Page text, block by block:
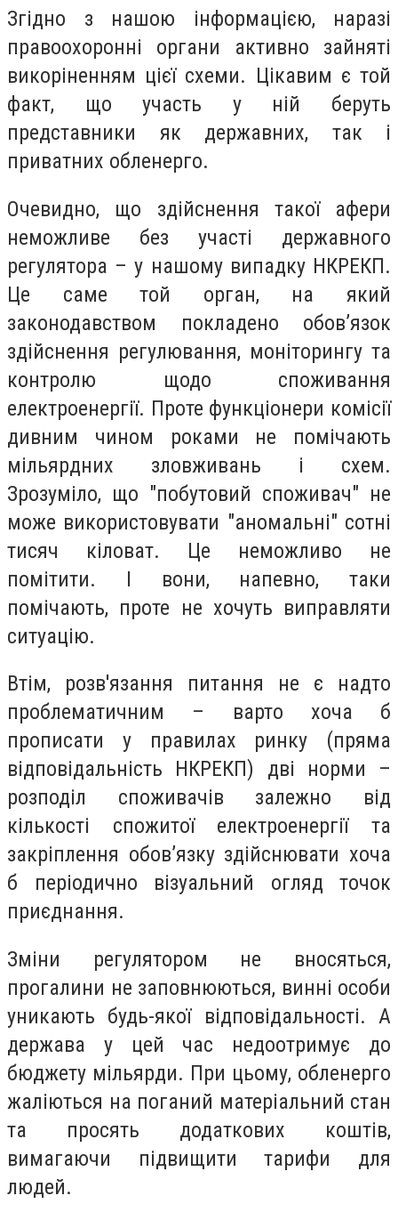
Згідно з нашою інформацією, наразі
правоохоронні органи активно зайняті
викоріненням цієї схеми. Цікавим є той
факт, що участь у ній беруть
представники як державних, так і
приватних обленерго.
Очевидно, що здійснення такої афери
неможливе без участі державного
регулятора – у нашому випадку НКРЕКП.
Це саме той орган, на який
законодавством покладено обов’язок
здійснення регулювання, моніторингу та
контролю щодо споживання
електроенергії. Проте функціонери комісії
дивним чином роками не помічають
мільярдних зловживань і схем.
Зрозуміло, що "побутовий споживач" не
може використовувати "аномальні" сотні
тисяч кіловат. Це неможливо не
помітити. І вони, напевно, таки
помічають, проте не хочуть виправляти
ситуацію.
Втім, розв'язання питання не є надто
проблематичним – варто хоча б
прописати у правилах ринку (пряма
відповідальність НКРЕКП) дві норми –
розподіл споживачів залежно від
кількості спожитої електроенергії та
закріплення обов’язку здійснювати хоча
б періодично візуальний огляд точок
приєднання.
Зміни регулятором не вносяться,
прогалини не заповнюються, винні особи
уникають будь-якої відповідальності. А
держава у цей час недоотримує до
бюджету мільярди. При цьому, обленерго
жаліються на поганий матеріальний стан
та просять додаткових коштів,
вимагаючи підвищити тарифи для
людей.